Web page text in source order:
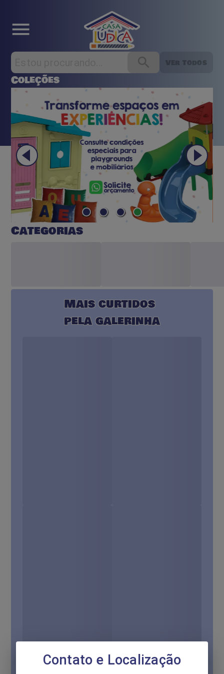
Ver todos
Coleções
Categorias
Mais curtidos
pela galerinha
Contato e Localização